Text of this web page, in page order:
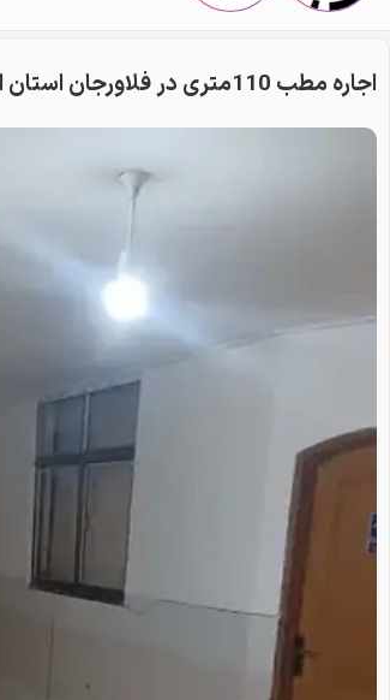
اجاره مطب 110متری در فلاورجان استان اصفهان